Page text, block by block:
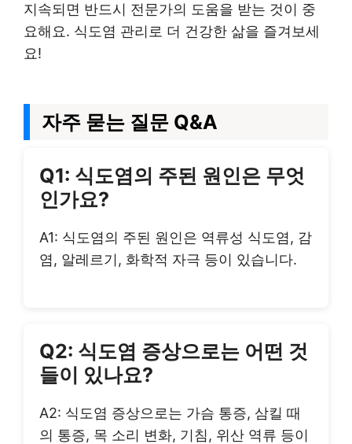
지속되면 반드시 전문가의 도움을 받는 것이 중
요해요. 식도염 관리로 더 건강한 삶을 즐겨보세
요!
자주 묻는 질문 Q&A
Q1: 식도염의 주된 원인은 무엇
인가요?
A1: 식도염의 주된 원인은 역류성 식도염, 감
염, 알레르기, 화학적 자극 등이 있습니다.
Q2: 식도염 증상으로는 어떤 것
들이 있나요?
A2: 식도염 증상으로는 가슴 통증, 삼킬 때
의 통증, 목 소리 변화, 기침, 위산 역류 등이